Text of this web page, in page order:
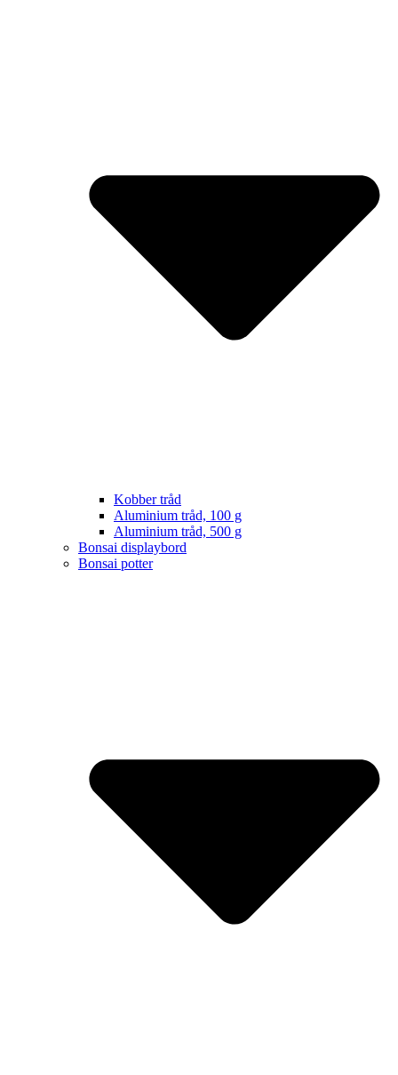
Kobber tråd
Aluminium tråd, 100 g
Aluminium tråd, 500 g
Bonsai displaybord
Bonsai potter